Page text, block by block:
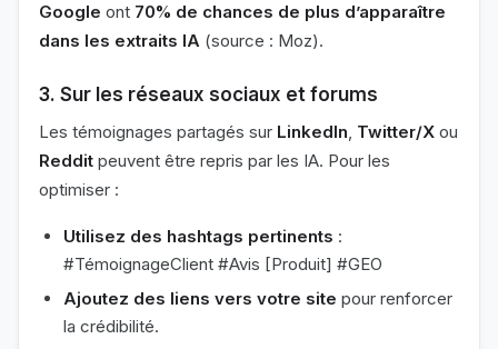
Google ont 70% de chances de plus d’apparaître
dans les extraits IA (source : Moz).
3. Sur les réseaux sociaux et forums
Les témoignages partagés sur LinkedIn, Twitter/X ou
Reddit peuvent être repris par les IA. Pour les
optimiser :
Utilisez des hashtags pertinents :
#TémoignageClient #Avis [Produit] #GEO
Ajoutez des liens vers votre site pour renforcer
la crédibilité.